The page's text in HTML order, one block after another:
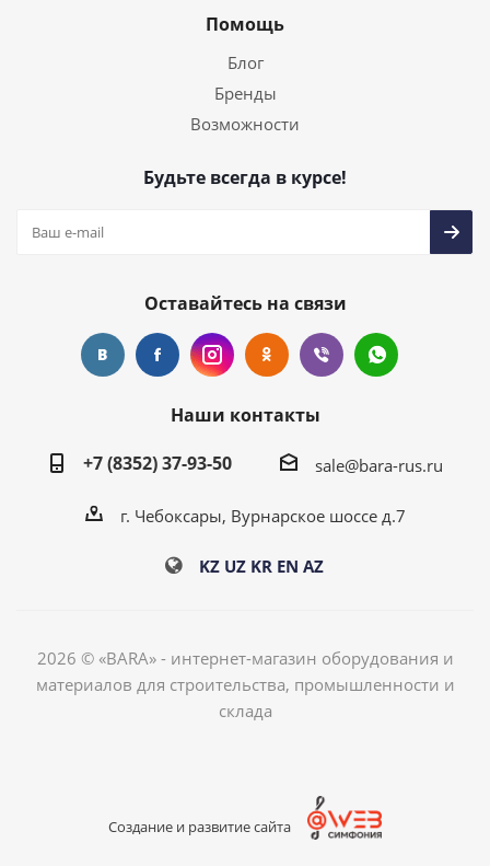
Помощь
Блог
Бренды
Возможности
Будьте всегда в курсе!
Оставайтесь на связи
Наши контакты
+7 (8352) 37-93-50
sale@bara-rus.ru
г. Чебоксары, Вурнарское шоссе д.7
KZ UZ KR EN AZ
2026 © «BARA» - интернет-магазин оборудования и
материалов для строительства, промышленности и
склада
Создание и развитие сайта